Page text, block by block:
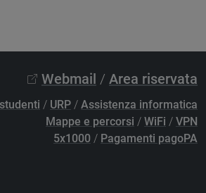
Webmail / Area riservata
/ URP / Assistenza informatica
Mappe e percorsi / WiFi / VPN
5x1000 / Pagamenti pagoPA